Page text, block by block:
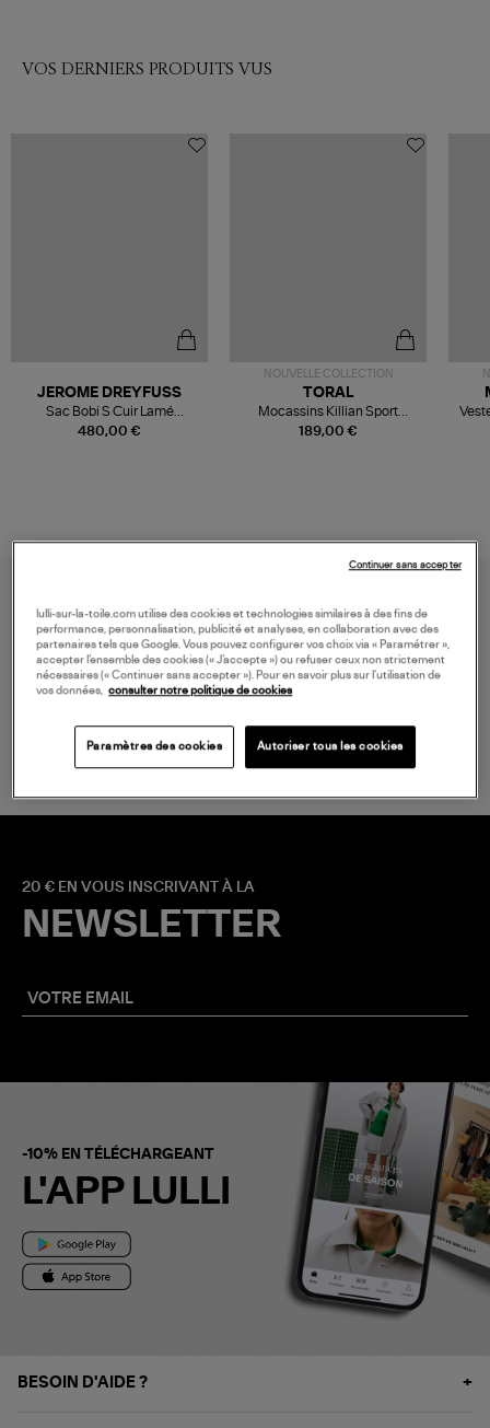
VOS DERNIERS PRODUITS VUS
480,00 €
JEROME DREYFUSS
Sac Bobi S Cuir Lamé
Champagne
NOUVELLE COLLECTION
189,00 €
TORAL
Mocassins Killian Sport
Mousse
à partir de 150 € d'achat*
20 € EN VOUS INSCRIVANT À LA
NEWSLETTER
-10% EN TÉLÉCHARGEANT
L'APP LULLI
BESOIN D'AIDE ?
lulli-sur-la-toile.com utilise des cookies et technologies similaires à des fins de
performance, personnalisation, publicité et analyses, en collaboration avec des
partenaires tels que Google. Vous pouvez configurer vos choix via « Paramétrer »,
accepter l’ensemble des cookies (« J’accepte ») ou refuser ceux non strictement
nécessaires (« Continuer sans accepter »). Pour en savoir plus sur l’utilisation de
vos données,
consulter notre politique de cookies
Paramètres des cookies Autoriser tous les cookies
Continuer sans accepter